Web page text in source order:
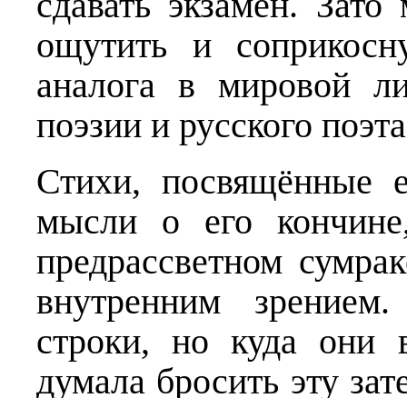
ощутить и
аналога в мировой
поэзии и русского
Стихи, посвящённые
мысли о его
предрассветном
внутренним
строки, но куда они
думала бросить эту